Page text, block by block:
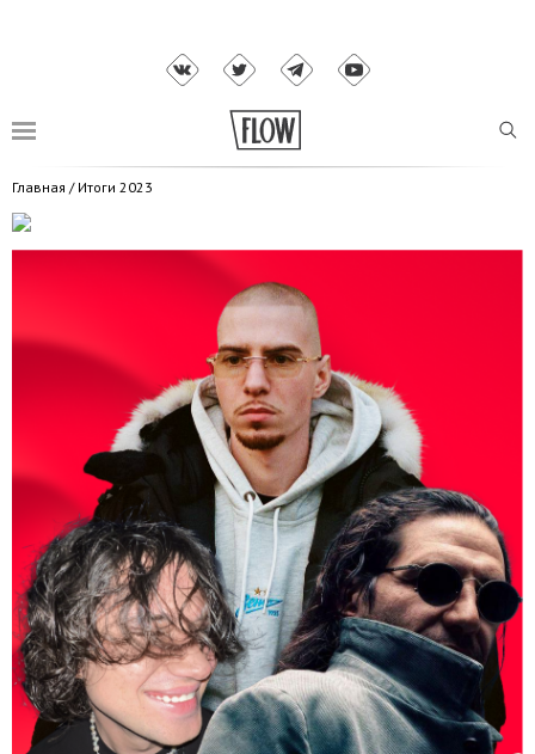
Главная / Итоги 2023